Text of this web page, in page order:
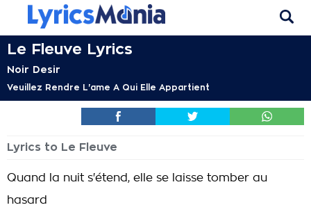
Le Fleuve Lyrics
Noir Desir
Veuillez Rendre L'ame A Qui Elle Appartient
Lyrics to Le Fleuve
Quand la nuit s'étend, elle se laisse tomber au
hasard